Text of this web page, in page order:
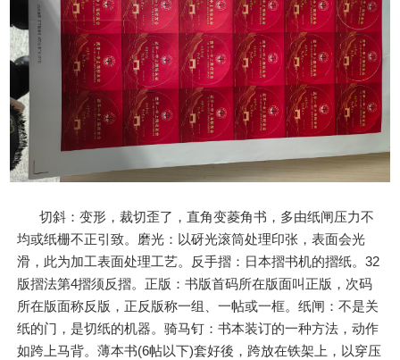
切斜：变形，裁切歪了，直角变菱角书，多由纸闸压力不
均或纸栅不正引致。磨光：以砑光滚筒处理印张，表面会光
滑，此为加工表面处理工艺。反手摺：日本摺书机的摺纸。32
版摺法第4摺须反摺。正版：书版首码所在版面叫正版，次码
所在版面称反版，正反版称一组、一帖或一框。纸闸：不是关
纸的门，是切纸的机器。骑马钉：书本装订的一种方法，动作
如跨上马背。薄本书(6帖以下)套好後，跨放在铁架上，以穿压